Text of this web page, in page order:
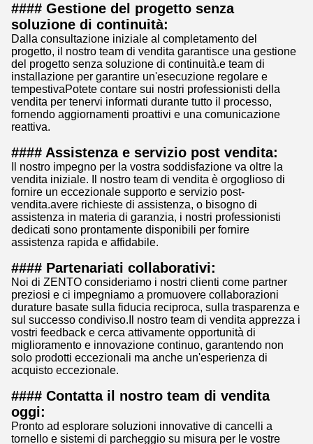
#### Gestione del progetto senza
soluzione di continuità:
Dalla consultazione iniziale al completamento del
progetto, il nostro team di vendita garantisce una gestione
del progetto senza soluzione di continuità.e team di
installazione per garantire un'esecuzione regolare e
tempestivaPotete contare sui nostri professionisti della
vendita per tenervi informati durante tutto il processo,
fornendo aggiornamenti proattivi e una comunicazione
reattiva.
#### Assistenza e servizio post vendita:
Il nostro impegno per la vostra soddisfazione va oltre la
vendita iniziale. Il nostro team di vendita è orgoglioso di
fornire un eccezionale supporto e servizio post-
vendita.avere richieste di assistenza, o bisogno di
assistenza in materia di garanzia, i nostri professionisti
dedicati sono prontamente disponibili per fornire
assistenza rapida e affidabile.
#### Partenariati collaborativi:
Noi di ZENTO consideriamo i nostri clienti come partner
preziosi e ci impegniamo a promuovere collaborazioni
durature basate sulla fiducia reciproca, sulla trasparenza e
sul successo condiviso.Il nostro team di vendita apprezza i
vostri feedback e cerca attivamente opportunità di
miglioramento e innovazione continuo, garantendo non
solo prodotti eccezionali ma anche un'esperienza di
acquisto eccezionale.
#### Contatta il nostro team di vendita
oggi:
Pronto ad esplorare soluzioni innovative di cancelli a
tornello e sistemi di parcheggio su misura per le vostre